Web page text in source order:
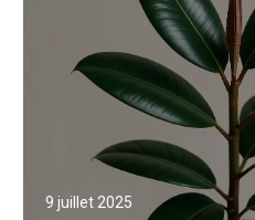
9 juillet 2025